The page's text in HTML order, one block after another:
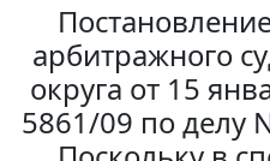
арбитражного
округа от 15
5861/09 по делу